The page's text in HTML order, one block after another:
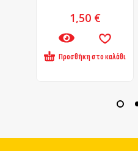
1,50 €
Προσθήκη στο καλάθι